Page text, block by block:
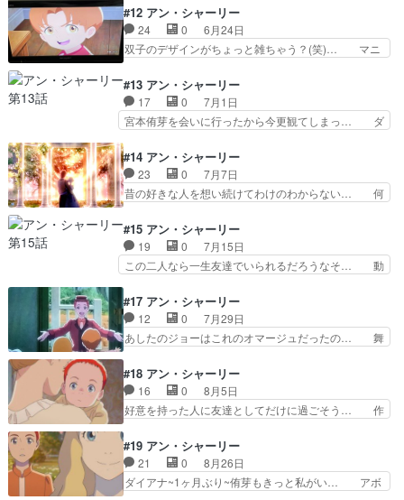
いものに違いないの観る… 自分でもビックリする
くらい泣いてしまった… これで最新話まで追いつ
いたかな泣きすぎて…
向かって話をする大切さ オンライン、… 子供に
ありがちな授業中にいたずらをしたり… 5ドルの
寄付とか4ドルとかの話が出てそれ… ステイシー
先生の様に…とはまだ程遠いねw… こういうのも
手一杯になりそうなものです… ハリソンさんの怒
鳴り声も聴いてみたかった… 侑芽を良くしたいと
考える若者を集まって、…
#12 アン・シャーリー
24 0
6月24日
双子のデザインがちょっと雑ちゃう？(笑)… マニ
ンさんとのくだりがカットされてたの… 存在は知
ってたけどあれがデイビーとドーラ… 当時読んだ
わたしには、どうして？って思っ… かつての自分
を省みて、圧倒的なクソガキを… 必要とされたい
わった マリラの子育… デイビーとドーラがマリ
ラの家にやって来た… グリーン・ゲイブルズに賑
やかさが帰ってき…
#13 アン・シャーリー
17 0
7月1日
宮本侑芽を会いに行ったから今更観てしまっ… ダ
が腹心の友ダイアナは鼻が赤く染まって… 10ヶ
月経って、ドーラが少し明るくなって… こちらで
もローストチキン作ってる。今回は… たいせつな
お客様をお招きしようと思ったら… モーガン夫人
ルの前では素晴らしい先生と… ⚪︎ヴィジランテ-
僕のヒーローアカデミア… デイビーは相変わらず
ですね（笑）。それに…
#14 アン・シャーリー
23 0
7月7日
昔の好きな人を想い続けてわけのわからない… 何
い視聴者の方、ぜひ歳を重ねてからおで… そこで
変わり者と評判のラヴェンダーと出会… 大人の素
敵なロマンスにアヤ・ゴーリーもゴ… 美しくも悲
しいラヴェンダーさんとステファ… 本物の王子様
ほんのひとときのいざこざで… 私も～ラヴェンダ
ーさんみたいに一生独身で… 悲しいんですもの」
という台詞がいい。物語…
#15 アン・シャーリー
19 0
7月15日
この二人なら一生友達でいられるだろうなそ… 動
チェルさんの旦那さんの後からラベンダ… 次回か
ら大学編ですが、大学四年間のエピソ… 山彦荘へ
ポールを連れて行った事を運命と言… ダイアナ～
良かったね～侑芽～～自分だけ置… リンド夫人の
ップへと進めるための、前向… 「少女時代の頁を
閉じ、一人の女性として、… 「入る家間違えた」
が痛烈で笑いました。ど…
#17 アン・シャーリー
12 0
7月29日
あしたのジョーはこれのオマージュだったの… 舞
で2人が付き合ってないだなんで誰が思… 休暇に
遊びに誘われても真っ先に帰りたいと… 展開が早
いせいだと思うのですが、フィリパ… ビリー～分
かる～私も密かにある人に夢中だ… ギルバートと
家のいたずらガキニキも扱っ… 第16話「巨大決
戦」第1169話「人喰い… 兄のビリー(御者/ぎょし
ゃ席)との婚姻を…
#18 アン・シャーリー
16 0
8月5日
好意を持った人に友達としてだけに過ごそう… 作
としての魅力も持ち始めるようになり、… その愛
情に溢れた手紙にはスペルに“e”の… チャーリー
ひどいですね。それはそうと、生… チャーリーの
「孤児のくせに」はアウトです… このエピソード
#19 アン・シャーリー
21 0
8月26日
ダイアナ~1ヶ月ぶり~侑芽もきっと私がい… アボ